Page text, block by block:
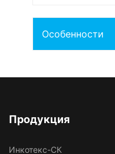
Особенности
Продукция
Инкотекс-СК